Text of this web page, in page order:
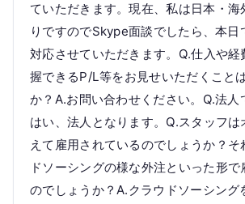
ていただきます。現在、私は日本・海
りですのでSkype面談でしたら、本日
対応させていただきます。Q.仕入や経
握できるP/L等をお見せいただくこと
か？A.お問い合わせください。Q.法人
はい、法人となります。Q.スタッフは
えて雇用されているのでしょうか？そ
ドソーシングの様な外注といった形で
のでしょうか？A.クラウドソーシング